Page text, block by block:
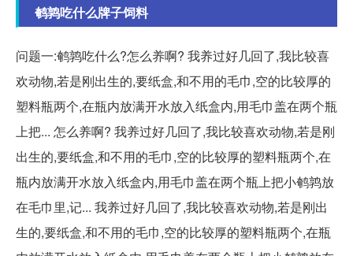
鹌鹑吃什么牌子饲料
问题一:鹌鹑吃什么?怎么养啊? 我养过好几回了,我比较喜
欢动物,若是刚出生的,要纸盒,和不用的毛巾,空的比较厚的
塑料瓶两个,在瓶内放满开水放入纸盒内,用毛巾盖在两个瓶
上把... 怎么养啊? 我养过好几回了,我比较喜欢动物,若是刚
出生的,要纸盒,和不用的毛巾,空的比较厚的塑料瓶两个,在
瓶内放满开水放入纸盒内,用毛巾盖在两个瓶上把小鹌鹑放
在毛巾里,记... 我养过好几回了,我比较喜欢动物,若是刚出
生的,要纸盒,和不用的毛巾,空的比较厚的塑料瓶两个,在瓶